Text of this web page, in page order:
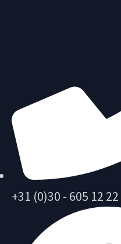
+31 (0)30 - 605 12 22